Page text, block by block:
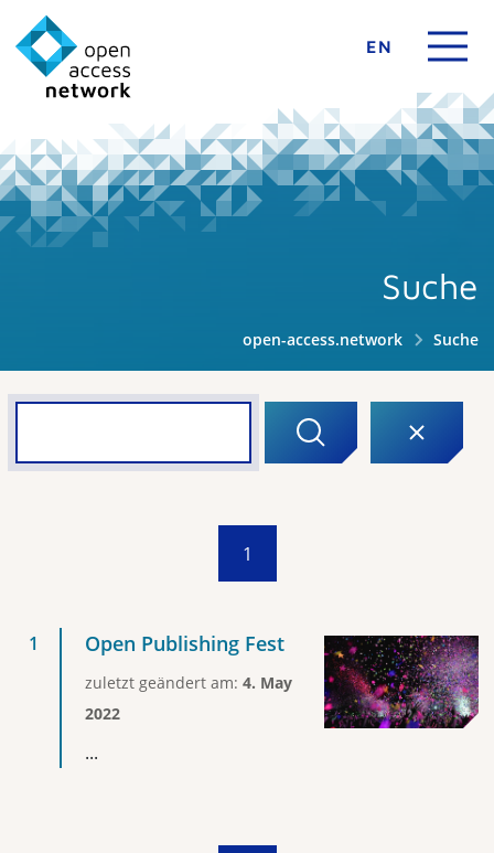
EN
Suche
open-access.network Suche
1
Open Publishing Fest
zuletzt geändert am: 4. May
2022
...